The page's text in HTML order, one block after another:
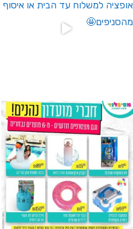
מין העובר רק במסיבלנד !! קיים